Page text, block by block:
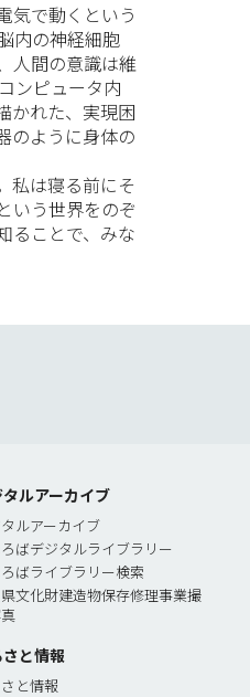
気で動くという
内の神経細胞
人間の意識は維
ンピュータ内
かれた、実現困
のように身体の
私は寝る前にそ
いう世界をのぞ
ることで、みな
ルアーカイブ
ルアーカイブ
ばデジタルライブラリー
ばライブラリー検索
文化財建造物保存修理事業撮
と情報
と情報